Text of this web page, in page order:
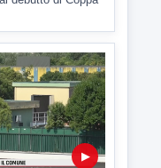
▶
parla